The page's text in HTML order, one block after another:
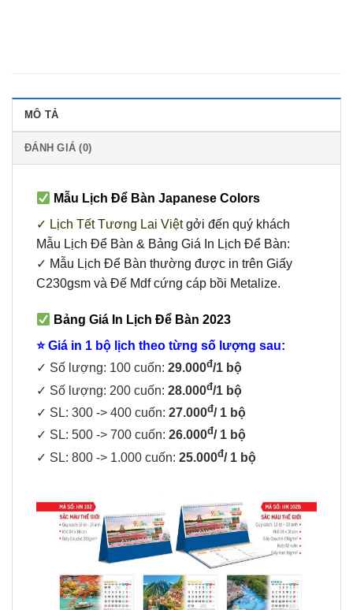
MÔ TẢ
ĐÁNH GIÁ (0)
Mẫu Lịch Để Bàn Japanese Colors
✓ Lịch Tết Tương Lai Việtgởi đến quý khách
Mẫu Lịch Để Bàn & Bảng Giá In Lịch Để Bàn:
✓ Mẫu Lịch Để Bàn thường được in trên Giấy
C230gsm và Đế Mdf cứng cáp bồi Metalize.
Bảng Giá In Lịch Để Bàn 2023
⭐ Giá in 1 bộ lịch theo từng số lượng sau:
✓ Số lượng: 100 cuốn: 29.000đ/1 bộ
✓ Số lượng: 200 cuốn: 28.000đ/1 bộ
✓ SL: 300 -> 400 cuốn: 27.000đ/ 1 bộ
✓ SL: 500 -> 700 cuốn: 26.000đ/ 1 bộ
✓ SL: 800 -> 1.000 cuốn: 25.000đ/ 1 bộ